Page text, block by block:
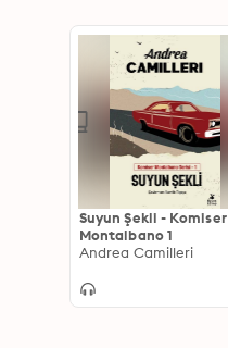
Suyun Şekli - Komiser
Montalbano 1
Andrea Camilleri